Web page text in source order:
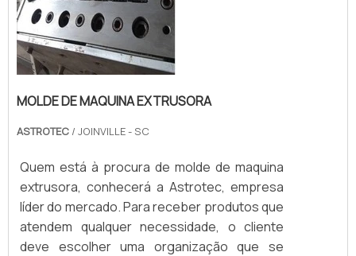
MOLDE DE MAQUINA EXTRUSORA
ASTROTEC / JOINVILLE - SC
Quem está à procura de molde de maquina
extrusora, conhecerá a Astrotec, empresa
líder do mercado. Para receber produtos que
atendem qualquer necessidade, o cliente
deve escolher uma organização que se